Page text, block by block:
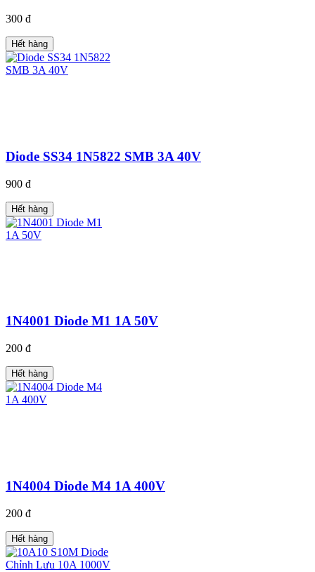
300 đ
Hết hàng
Diode SS34 1N5822 SMB 3A 40V
900 đ
Hết hàng
1N4001 Diode M1 1A 50V
200 đ
Hết hàng
1N4004 Diode M4 1A 400V
200 đ
Hết hàng